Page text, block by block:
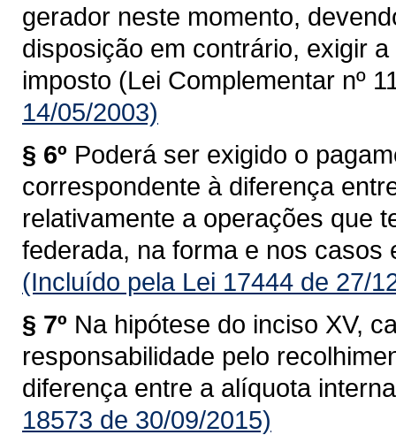
gerador neste momento,
disposição em contrário, exigir
imposto (Lei Complementar nº
14/05/2003)
§ 6º Poderá ser exigido o
correspondente à diferença
relativamente a operações que
federada, na forma e nos casos
(Incluído pela Lei 17444 de 27/
§ 7º Na hipótese do inciso XV,
responsabilidade pelo
diferença entre a alíquota
18573 de 30/09/2015)